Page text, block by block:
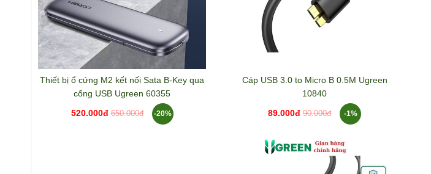
Thiết bị ổ cứng M2 kết nối Sata B-Key qua
cổng USB Ugreen 60355
520.000đ 650.000đ -20%
Cáp USB 3.0 to Micro B 0.5M Ugreen
10840
89.000đ 90.000đ -1%